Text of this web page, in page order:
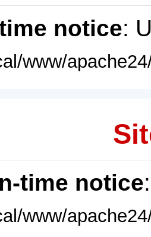
notice:
www/
time notice
www/